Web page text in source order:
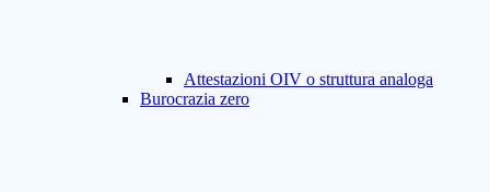
Attestazioni OIV o struttura analoga
Burocrazia zero